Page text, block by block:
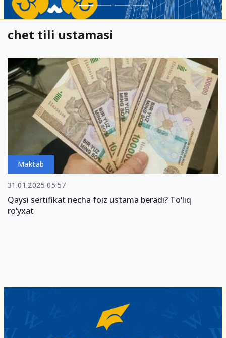
chet tili ustamasi
Maktab
31.01.2025 05:57
Qaysi sertifikat necha foiz ustama beradi? To‘liq
ro‘yxat